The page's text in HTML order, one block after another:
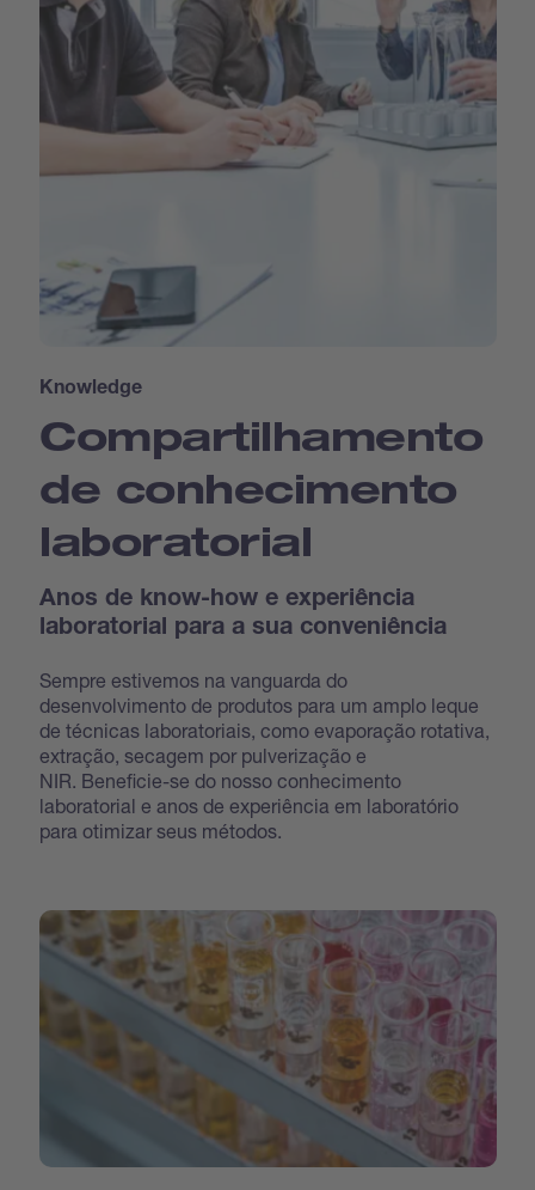
Knowledge
Compartilhamento
de conhecimento
laboratorial
Anos de know-how e experiência
laboratorial para a sua conveniência
Sempre estivemos na vanguarda do
desenvolvimento de produtos para um amplo leque
de técnicas laboratoriais, como evaporação rotativa,
extração, secagem por pulverização e
NIR. Beneficie-se do nosso conhecimento
laboratorial e anos de experiência em laboratório
para otimizar seus métodos.